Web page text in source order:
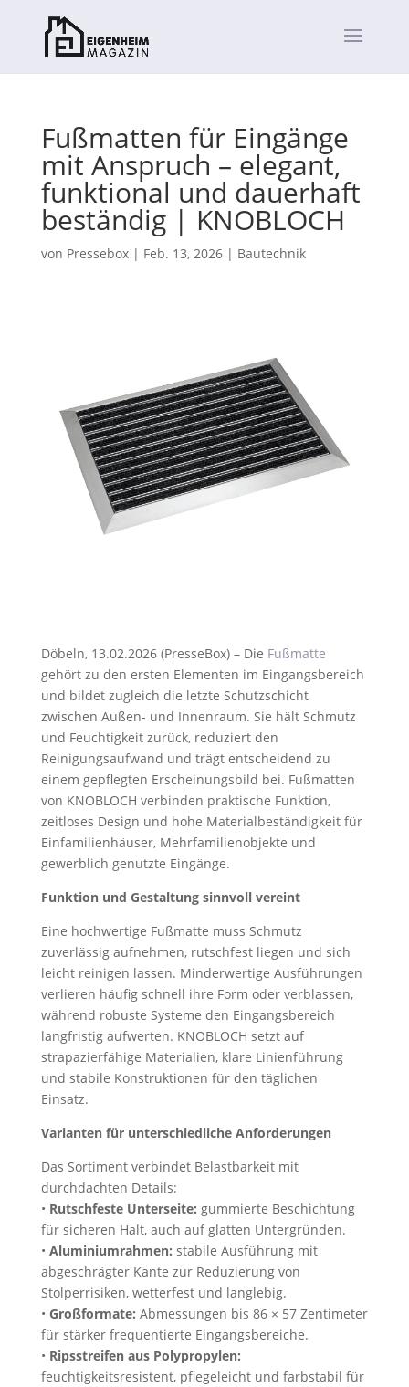
Fußmatten für Eingänge
mit Anspruch – elegant,
funktional und dauerhaft
beständig | KNOBLOCH
von Pressebox| Feb. 13, 2026| Bautechnik
Döbeln, 13.02.2026 (PresseBox) – Die Fußmatte
gehört zu den ersten Elementen im Eingangsbereich
und bildet zugleich die letzte Schutzschicht
zwischen Außen- und Innenraum. Sie hält Schmutz
und Feuchtigkeit zurück, reduziert den
Reinigungsaufwand und trägt entscheidend zu
einem gepflegten Erscheinungsbild bei. Fußmatten
von KNOBLOCH verbinden praktische Funktion,
zeitloses Design und hohe Materialbeständigkeit für
Einfamilienhäuser, Mehrfamilienobjekte und
gewerblich genutzte Eingänge.
Funktion und Gestaltung sinnvoll vereint
Eine hochwertige Fußmatte muss Schmutz
zuverlässig aufnehmen, rutschfest liegen und sich
leicht reinigen lassen. Minderwertige Ausführungen
verlieren häufig schnell ihre Form oder verblassen,
während robuste Systeme den Eingangsbereich
langfristig aufwerten. KNOBLOCH setzt auf
strapazierfähige Materialien, klare Linienführung
und stabile Konstruktionen für den täglichen
Einsatz.
Varianten für unterschiedliche Anforderungen
Das Sortiment verbindet Belastbarkeit mit
durchdachten Details:
• Rutschfeste Unterseite: gummierte Beschichtung
für sicheren Halt, auch auf glatten Untergründen.
• Aluminiumrahmen: stabile Ausführung mit
abgeschrägter Kante zur Reduzierung von
Stolperrisiken, wetterfest und langlebig.
• Großformate: Abmessungen bis 86 × 57 Zentimeter
für stärker frequentierte Eingangsbereiche.
• Ripsstreifen aus Polypropylen:
feuchtigkeitsresistent, pflegeleicht und farbstabil für